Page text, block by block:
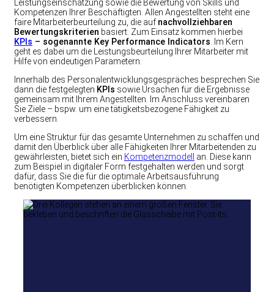
Leistungseinschätzung sowie die Bewertung von Skills und
Kompetenzen Ihrer Beschäftigten. Allen Angestellten steht eine
faire Mitarbeiterbeurteilung zu, die aufnachvollziehbaren
Bewertungskriterien basiert. Zum Einsatz kommen hierbei
KPIs – sogenannte Key Performance Indicators . Im Kern
geht es dabei um die Leistungsbeurteilung Ihrer Mitarbeiter mit
Hilfe von eindeutigen Parametern.
Innerhalb des Personalentwicklungsgespräches besprechen Sie
dann die festgelegten KPIs sowie Ursachen für die Ergebnisse
gemeinsam mit Ihrem Angestellten. Im Anschluss vereinbaren
Sie Ziele – bspw. um eine tätigkeitsbezogene Fähigkeit zu
verbessern.
Um eine Struktur für das gesamte Unternehmen zu schaffen und
damit den Überblick über alle Fähigkeiten Ihrer Mitarbeitenden zu
gewährleisten, bietet sich ein Kompetenzmodell
an. Diese kann
zum Beispiel in digitaler Form festgehalten werden und sorgt
dafür, dass Sie die für die optimale Arbeitsausführung
benötigten Kompetenzen überblicken können.